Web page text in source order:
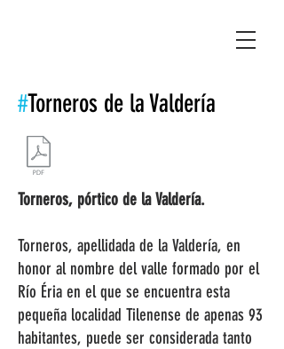
#Torneros de la Valdería
Torneros, pórtico de la Valdería.
Torneros, apellidada de la Valdería, en
honor al nombre del valle formado por el
Río Éria en el que se encuentra esta
pequeña localidad Tilenense de apenas 93
habitantes, puede ser considerada tanto